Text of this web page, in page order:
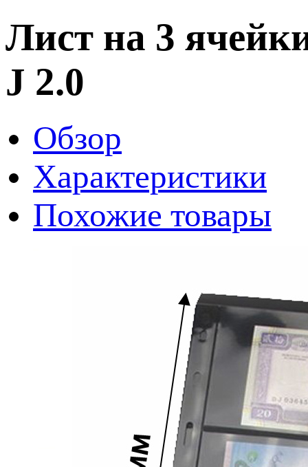
Лист на 3
J 2.0
Обзор
Характеристики
Похожие товары